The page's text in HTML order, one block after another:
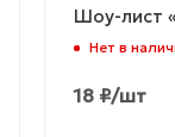
Шоу-лист
Нет в
18 ₽/шт